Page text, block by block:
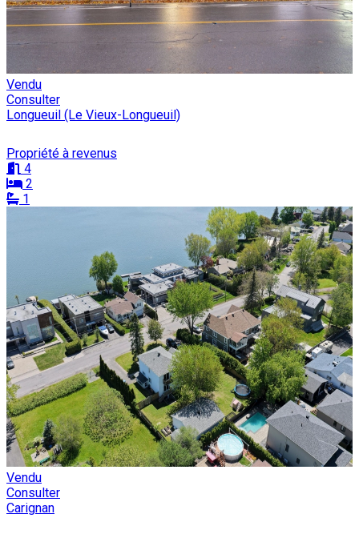
Vendu
Consulter
Longueuil (Le Vieux-Longueuil)
Propriété à revenus
4
2
1
Vendu
Consulter
Carignan